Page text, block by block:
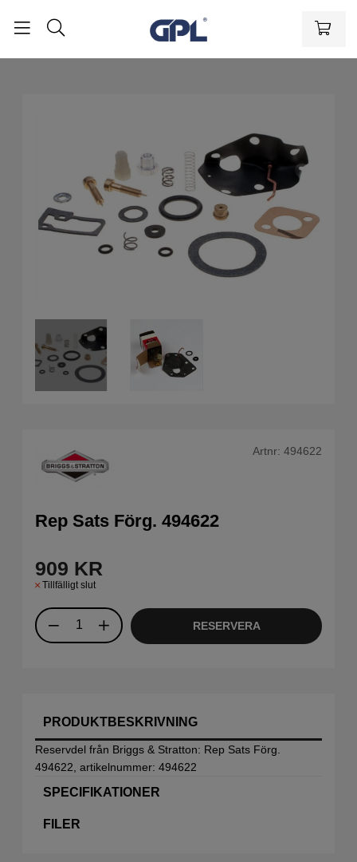
Artnr: 494622
Rep Sats Förg. 494622
909 KR
Tillfälligt slut
RESERVERA
PRODUKTBESKRIVNING
Reservdel från Briggs & Stratton: Rep Sats Förg.
494622, artikelnummer: 494622
SPECIFIKATIONER
FILER